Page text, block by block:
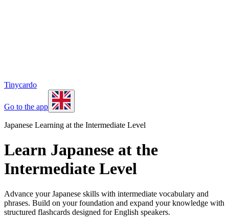
Tinycardo
Go to the app
Japanese Learning at the Intermediate Level
Learn Japanese at the
Intermediate Level
Advance your Japanese skills with intermediate vocabulary and
phrases. Build on your foundation and expand your knowledge with
structured flashcards designed for English speakers.